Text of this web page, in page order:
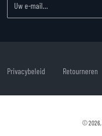
Privacybeleid Retourneren
© 2026,